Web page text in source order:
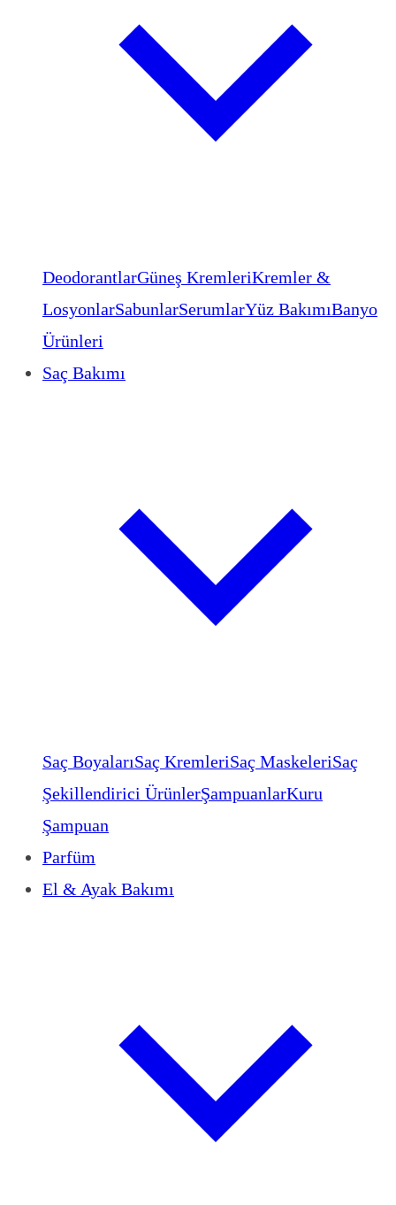
DeodorantlarGüneş KremleriKremler &
LosyonlarSabunlarSerumlarYüz BakımıBanyo
Ürünleri
Saç Bakımı
Saç BoyalarıSaç KremleriSaç MaskeleriSaç
Şekillendirici ÜrünlerŞampuanlarKuru
Şampuan
Parfüm
El & Ayak Bakımı